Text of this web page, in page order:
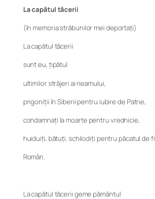
La capătul tăcerii
(în memoria străbunilor mei deportați)
La capătul tăcerii
sunt eu, țipătul
ultimilor străjeri ai neamului,
prigoniții în Siberii pentru iubire de Patrie,
condamnați la moarte pentru vrednicie,
huiduiți, bătuți, schilodiți pentru păcatul de fi
Român.
La capătul tăcerii geme pământul